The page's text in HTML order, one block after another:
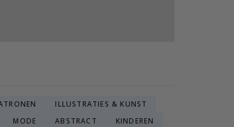
ILLUSTRATIES & KUNST
MODE ABSTRACT
KINDEREN